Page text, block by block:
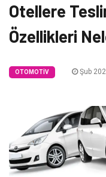
Otellere
Özellikleri
OTOMOTIV Şub